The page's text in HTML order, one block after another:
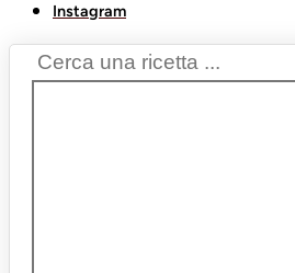
Instagram
Search
...